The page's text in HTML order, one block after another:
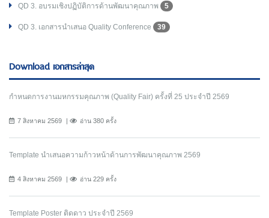
QD 3. อบรมเชิงปฏิบัติการด้านพัฒนาคุณภาพ 5
QD 3. เอกสารนำเสนอ Quality Conference 39
Download เอกสารล่าสุด
กำหนดการงานมหกรรมคุณภาพ (Quality Fair) ครั้งที่ 25 ประจำปี 2569
7 สิงหาคม 2569 อ่าน 380 ครั้ง
Template นำเสนอความก้าวหน้าด้านการพัฒนาคุณภาพ 2569
4 สิงหาคม 2569 อ่าน 229 ครั้ง
Template Poster ติดดาว ประจำปี 2569